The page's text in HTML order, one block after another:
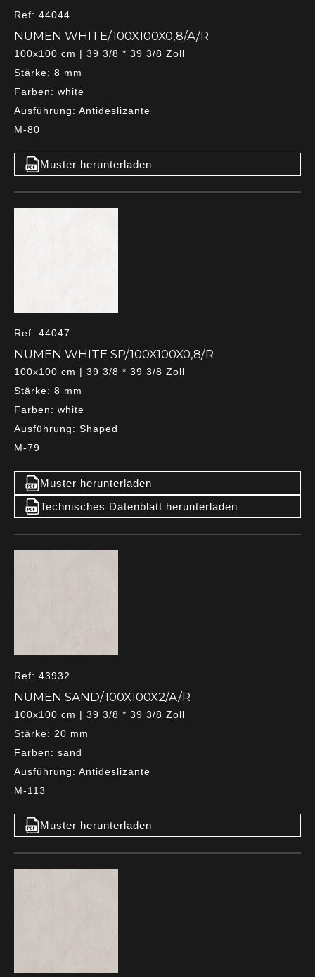
Ref: 44044
NUMEN WHITE/100X100X0,8/A/R
100x100 cm | 39 3/8 * 39 3/8 Zoll
Stärke: 8 mm
Farben: white
Ausführung: Antideslizante
M-80
Muster herunterladen
Ref: 44047
NUMEN WHITE SP/100X100X0,8/R
100x100 cm | 39 3/8 * 39 3/8 Zoll
Stärke: 8 mm
Farben: white
Ausführung: Shaped
M-79
Muster herunterladen
Technisches Datenblatt herunterladen
Ref: 43932
NUMEN SAND/100X100X2/A/R
100x100 cm | 39 3/8 * 39 3/8 Zoll
Stärke: 20 mm
Farben: sand
Ausführung: Antideslizante
M-113
Muster herunterladen